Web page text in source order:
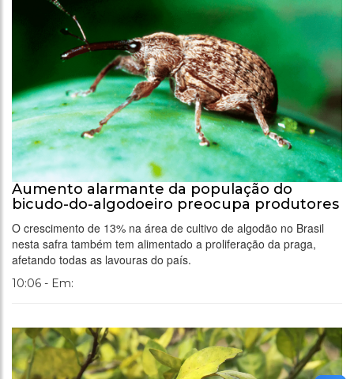
Aumento alarmante da população do
bicudo-do-algodoeiro preocupa produtores
O crescimento de 13% na área de cultivo de algodão no Brasil
nesta safra também tem alimentado a proliferação da praga,
afetando todas as lavouras do país.
10:06 - Em: